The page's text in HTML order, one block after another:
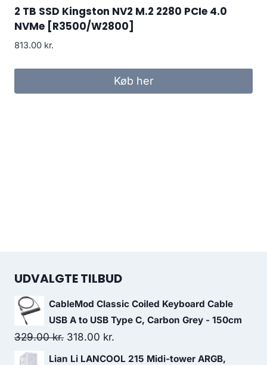
2 TB SSD Kingston NV2 M.2 2280 PCIe 4.0
NVMe [R3500/W2800]
813.00 kr.
Køb her
UDVALGTE TILBUD
CableMod Classic Coiled Keyboard Cable
USB A to USB Type C, Carbon Grey - 150cm
329.00kr. Original
price
318.00 kr.
price
Lian Li LANCOOL 215 Midi-tower ARGB,